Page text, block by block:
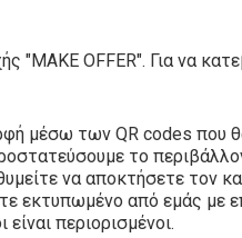
"MAKE OFFER". Για να
μέσω των QR codes που
το
να αποκτήσετε τον
εκτυπωμένο από εμάς με
περιορισμένοι.